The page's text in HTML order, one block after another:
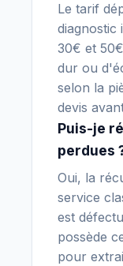
Le tarif
diagnostic
30€ et
dur ou
selon la
devis
Puis-je
perdues
Oui, la
service
est
possède
pour